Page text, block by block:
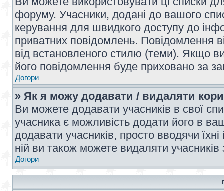
форуму. Учасники, додані до вашого
керування для швидкого доступу до
приватних повідомлень. Повідомлення
від встановленого стилю (теми). Якщо
його повідомлення буде приховано за
Догори
» Як я можу додавати / видаляти
Ви можете додавати учасників в свої
учасника є можливість додати його в
додавати учасників, просто вводячи
ній ви також можете видаляти учасників
Догори